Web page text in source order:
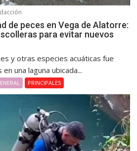
de peces en Vega de Alatorre:
para evitar nuevos
y otras especies acuáticas fue
una laguna ubicada...
PRINCIPALES